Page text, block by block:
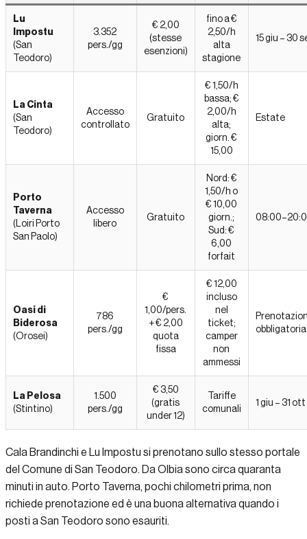
Lu
Impostu
(San
Teodoro)
3.352
pers./gg
€ 2,00
(stesse
esenzioni)
fino a €
2,50/h
alta
stagione
15 giu – 30
La Cinta
(San
Teodoro)
Accesso
controllato
Gratuito
€ 1,50/h
bassa; €
2,00/h
alta;
giorn. €
15,00
Estate
Porto
Taverna
(Loiri Porto
San Paolo)
Accesso
libero
Gratuito
Nord: €
1,50/h o
€ 10,00
giorn.;
Sud: €
6,00
forfait
Oasi di
Biderosa
(Orosei)
786
pers./gg
€
1,00/pers.
+ € 2,00
quota
fissa
€ 12,00
incluso
nel
ticket;
camper
non
ammessi
obbligatoria
La Pelosa
(Stintino)
1.500
pers./gg
€ 3,50
(gratis
under 12)
Tariffe
comunali
1 giu – 31 ott
Cala Brandinchi e Lu Impostu si prenotano sullo stesso portale
del Comune di San Teodoro. Da Olbia sono circa quaranta
minuti in auto. Porto Taverna, pochi chilometri prima, non
richiede prenotazione ed è una buona alternativa quando i
posti a San Teodoro sono esauriti.